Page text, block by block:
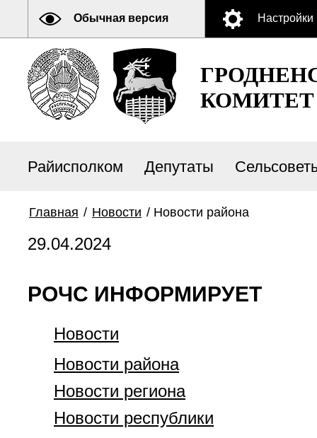
Обычная версия Настройки
КОМИТЕТ
Райисполком Депутаты
Главная / Новости / Новости района
29.04.2024
РОЧС ИНФОРМИРУЕТ
Новости
Новости района
Новости региона
Новости республики